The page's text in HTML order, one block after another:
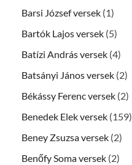
Barsi József versek (1)
Bartók Lajos versek (5)
Batízi András versek (4)
Batsányi János versek (2)
Békássy Ferenc versek (2)
Benedek Elek versek (159)
Beney Zsuzsa versek (2)
Benőfy Soma versek (2)